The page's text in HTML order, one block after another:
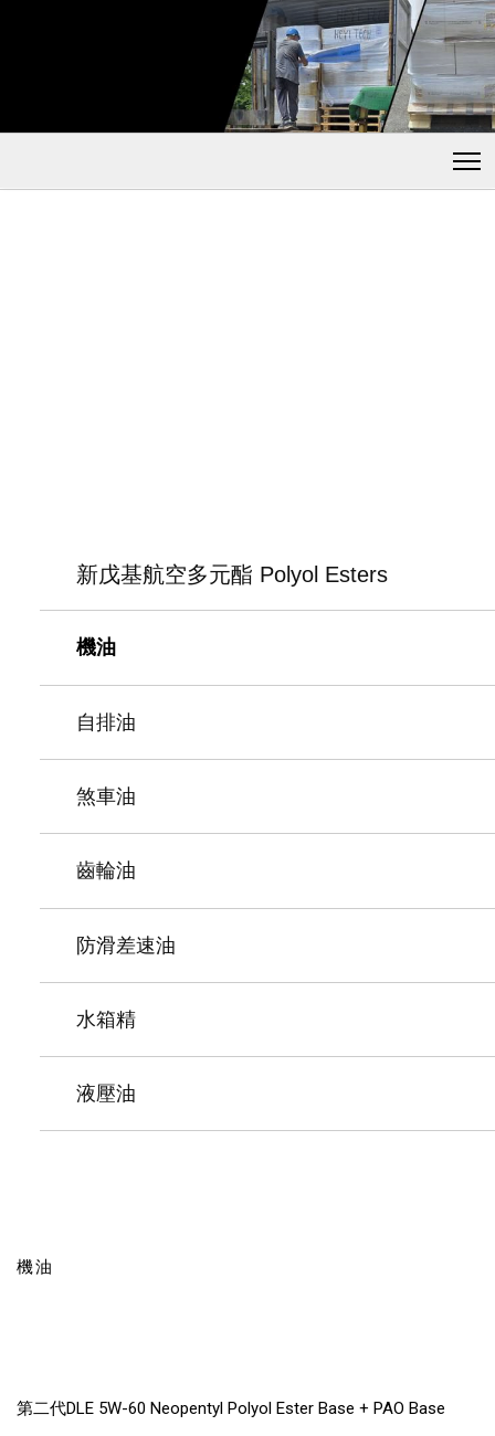
新戊基航空多元酯 Polyol Esters
機油
自排油
煞車油
齒輪油
防滑差速油
水箱精
液壓油
機油
第二代DLE 5W-60 Neopentyl Polyol Ester Base + PAO Base